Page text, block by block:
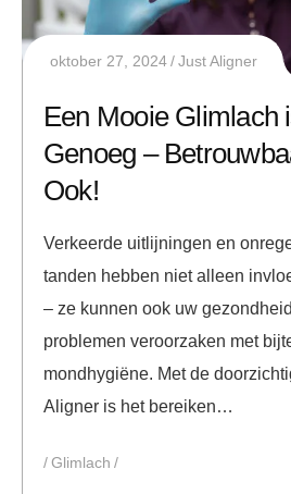
oktober 27, 2024 Just Aligner
Een Mooie Glimlach
Genoeg –
Ook!
Verkeerde uitlijningen en
tanden hebben niet alleen
– ze kunnen ook uw
problemen veroorzaken met
mondhygiëne. Met de
Aligner is het bereiken…
Glimlach